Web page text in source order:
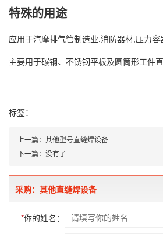
特殊的用途
应用于汽摩排气管制造业,消防器材,压力
主要用于碳钢、不锈钢平板及圆筒形工件
标签：
上一篇： 其他型号直缝焊设备
下一篇： 没有了
采购：其他直缝焊设备
*你的姓名：